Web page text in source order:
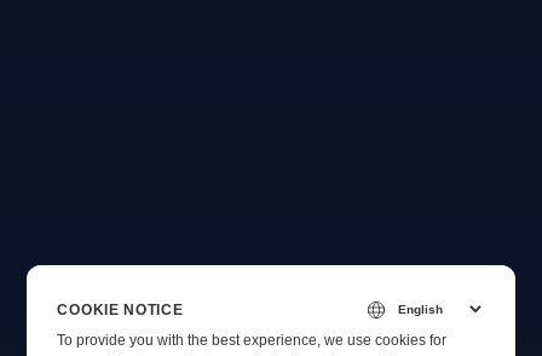
COOKIE NOTICE
To provide you with the best experience, we use cookies for